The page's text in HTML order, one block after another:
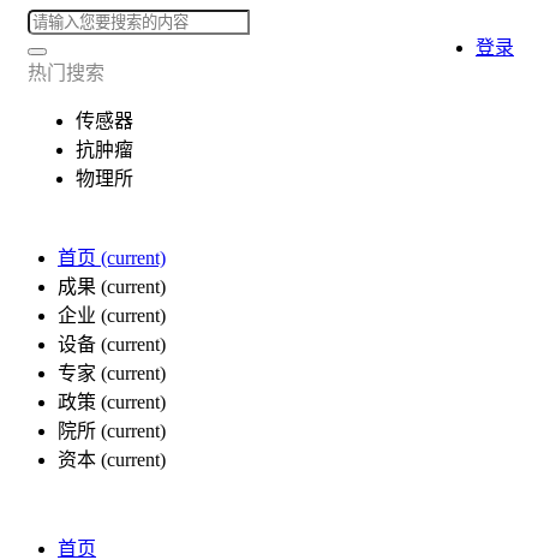
热门搜索
传感器
抗肿瘤
物理所
首页 (current)
成果 (current)
企业 (current)
设备 (current)
专家 (current)
政策 (current)
院所 (current)
资本 (current)
登录
首页